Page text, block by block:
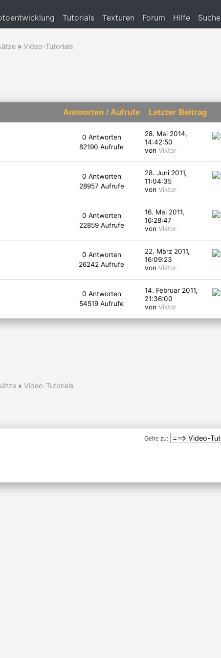
Tutorials Texturen Forum Hilfe Suche
» Video-Tutorials
Antworten / Aufrufe Letzter Beitrag
0 Antworten
82190 Aufrufe
28. Mai 2014,
14:42:50
von Viktor
0 Antworten
28957 Aufrufe
28. Juni 2011,
11:04:35
von Viktor
0 Antworten
22859 Aufrufe
16. Mai 2011,
16:28:47
von Viktor
0 Antworten
26242 Aufrufe
22. März 2011,
16:09:23
von Viktor
0 Antworten
54519 Aufrufe
14. Februar 2011,
21:36:00
von Viktor
» Video-Tutorials
Gehe zu: